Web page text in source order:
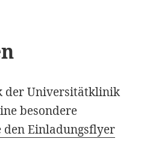
der Universitätklinik
besondere
den Einladungsflyer